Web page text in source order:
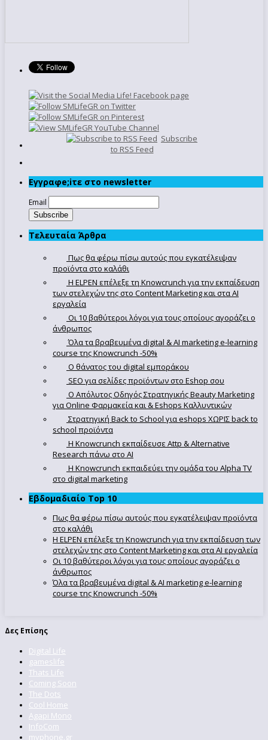
Subscribe
to RSS Feed
Εγγραφe;iτε στο newsletter
Email
Τελευταία Άρθρα
Πως θα φέρω πίσω αυτούς που εγκατέλειψαν
προϊόντα στο καλάθι
Η ELPEN επέλεξε τη Knowcrunch για την εκπαίδευση
των στελεχών της στο Content Marketing και στα AI
εργαλεία
Οι 10 βαθύτεροι λόγοι για τους οποίους αγοράζει ο
άνθρωπος
Όλα τα βραβευμένα digital & AI marketing e-learning
course της Knowcrunch -50%
Ο θάνατος του digital εμποράκου
SEO για σελίδες προϊόντων στο Eshop σου
Ο Απόλυτoς Οδηγός Στρατηγικής Beauty Marketing
για Online Φαρμακεία και & Eshops Καλλυντικών
Στρατηγική Back to School για eshops ΧΩΡΙΣ back to
school προϊόντα
Η Knowcrunch εκπαίδευσε Attp & Alternative
Research πάνω στο ΑΙ
Η Knowcrunch εκπαιδεύει την ομάδα του Alpha TV
στο digital marketing
Εβδομαδιαίο Top 10
Πως θα φέρω πίσω αυτούς που εγκατέλειψαν προϊόντα
στο καλάθι
Η ELPEN επέλεξε τη Knowcrunch για την εκπαίδευση των
στελεχών της στο Content Marketing και στα AI εργαλεία
Οι 10 βαθύτεροι λόγοι για τους οποίους αγοράζει ο
άνθρωπος
Όλα τα βραβευμένα digital & AI marketing e-learning
course της Knowcrunch -50%
Δες Επίσης
Digital Life
gameslife
Thats Life
Coming Soon
The Dots
Cool Home
Agapi Mono
InfoCom
myphone.gr